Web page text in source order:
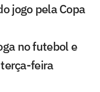
jogo pela Copa
no futebol e
feira